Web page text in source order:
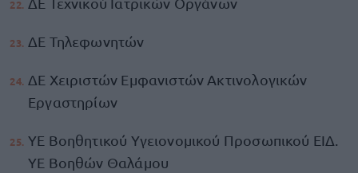
ΔΕ Τηλεφωνητών
ΔΕ Χειριστών Εμφανιστών Ακτινολογικών
Εργαστηρίων
ΥΕ Βοηθητικού Υγειονομικού Προσωπικού ΕΙΔ.
ΥΕ Βοηθών Θαλάμου